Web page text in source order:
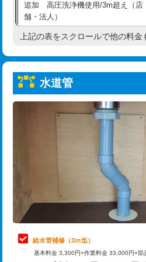
給水管工事※（塩ビ管（VP・HI）使
用/3ｍまで)
給水管工事※（塩ビ管（VP・HI）
給水管工事※（ライニング鋼管・銅
管・ポリ管・HT管使用/3ｍまで)
給水管工事※（ライニング鋼管・銅
管・ポリ管・HT管使用/3ｍ超え)
排水管工事（土の掘削・埋め戻し作
排水管工事（排水管工事/3ｍまで）
排水管工事（追加 排水管工事/3ｍ
マス交換（土の掘削・埋め戻し作業
追加 高圧洗浄機使用/3m超え（店
舗・法人）
高度高圧洗浄換
トーラー機使用/3mまで
追加トーラー機使用/3m超え
止水・漏水調査・防水処理・清掃・
理・調整・分解・加工など（軽作業
止水・漏水調査・防水処理・清掃・
理・調整・分解・加工など（中作業
止水・漏水調査・防水処理・清掃
上記の表をスクロールで他の料金
水道管
給水管補修（3ｍ迄）
基本料金 3,300円+作業料金 33,000円+部